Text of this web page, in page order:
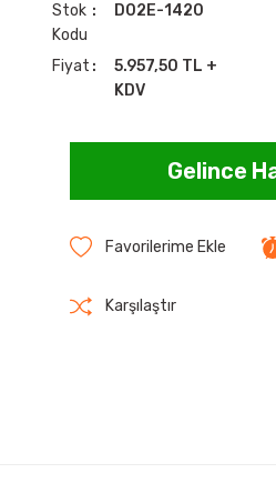
Stok
Kodu
D02E-1420
Fiyat
5.957,50 TL +
KDV
Gelince
Karşılaştır